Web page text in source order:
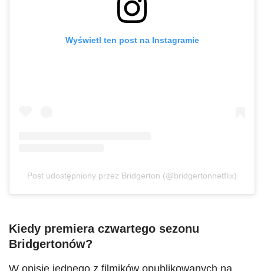
Wyświetl ten post na Instagramie
Post udostępniony przez Bridgerton (@bridgertonnetflix)
Kiedy premiera czwartego sezonu
Bridgertonów?